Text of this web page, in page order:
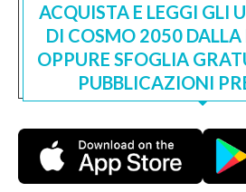
ACQUISTA E LEGGI GLI
DI COSMO 2050
OPPURE SFOGLIA
PUBBLICAZIONI